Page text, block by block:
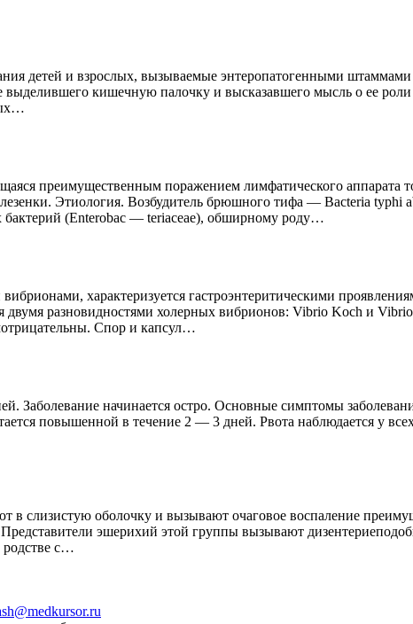
детей и взрослых, вызываемые энтеропатогенными
выделившего кишечную палочку и высказавшего мысль о ее
преимущественным поражением лимфатического аппарата
Этиология. Возбудитель брюшного тифа — Bacteria typhi
бактерий (Enterobac — teriaceae), обширному роду…
характеризуется гастроэнтеритическими
двумя разновидностями холерных вибрионов: Vibrio Koch и
Спор и капсул…
Заболевание начинается остро. Основные симптомы
повышенной в течение 2 — 3 дней. Рвота наблюдается у
в слизистую оболочку и вызывают очаговое воспаление
эшерихий этой группы вызывают
родстве с…